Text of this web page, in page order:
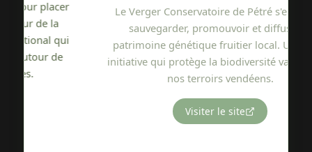
Le Verger Conservatoire de Pétré s'engage à
sauvegarder, promouvoir et diffuser le
patrimoine génétique fruitier local. Une belle
initiative qui protège la biodiversité variétale de
nos terroirs vendéens.
Visiter le site